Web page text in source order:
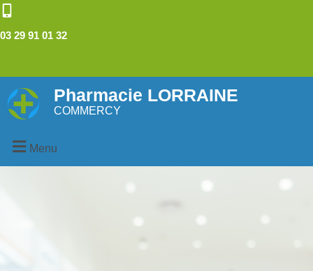
03 29 91 01 32
Pharmacie LORRAINE
COMMERCY
Menu